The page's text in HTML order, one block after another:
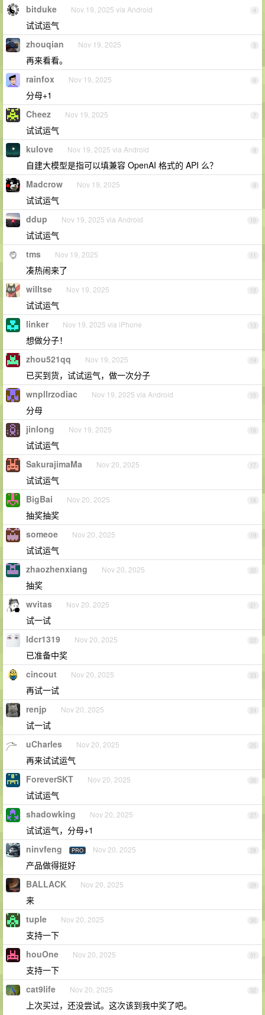
4
bitduke Nov 19, 2025 via Android
试试运气
5
zhouqian Nov 19, 2025
再来看看。
6
rainfox Nov 19, 2025
分母+1
7
Cheez Nov 19, 2025
试试运气
8
kulove Nov 19, 2025 via Android
自建大模型是指可以填兼容 OpenAI 格式的 API 么？
9
Madcrow Nov 19, 2025
试试运气
10
ddup Nov 19, 2025 via Android
试试运气
11
tms Nov 19, 2025
凑热闹来了
12
willtse Nov 19, 2025
试试运气
13
linker Nov 19, 2025 via iPhone
想做分子！
14
zhou521qq Nov 19, 2025
已买到货，试试运气，做一次分子
15
wnpllrzodiac Nov 19, 2025 via Android
分母
16
jinlong Nov 19, 2025
试试运气
17
SakurajimaMa Nov 20, 2025
试试运气
18
BigBai Nov 20, 2025
抽奖抽奖
19
someoe Nov 20, 2025
试试运气
20
zhaozhenxiang Nov 20, 2025
抽奖
21
wvitas Nov 20, 2025
试一试
22
ldcr1319 Nov 20, 2025
已准备中奖
23
cincout Nov 20, 2025
再试一试
24
renjp Nov 20, 2025
试一试
25
uCharles Nov 20, 2025
再来试试运气
26
ForeverSKT Nov 20, 2025
试试运气
27
shadowking Nov 20, 2025
试试运气，分母+1
28
ninvfeng PRO Nov 20, 2025
产品做得挺好
29
BALLACK Nov 20, 2025
来
30
tuple Nov 20, 2025
支持一下
31
houOne Nov 20, 2025
支持一下
32
cat9life Nov 20, 2025
上次买过，还没尝试。这次该到我中奖了吧。